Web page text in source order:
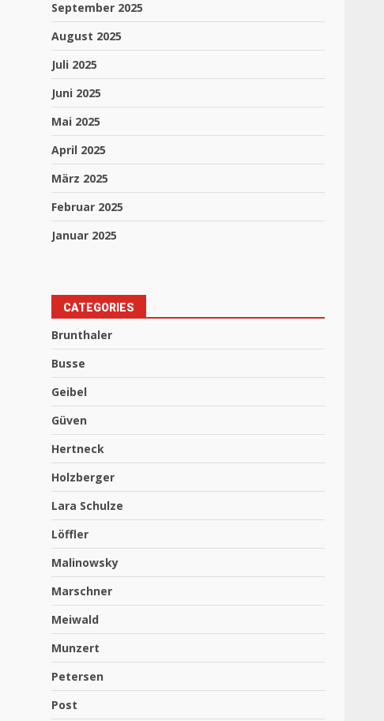
September 2025
August 2025
Juli 2025
Juni 2025
Mai 2025
April 2025
März 2025
Februar 2025
Januar 2025
CATEGORIES
Brunthaler
Busse
Geibel
Güven
Hertneck
Holzberger
Lara Schulze
Löffler
Malinowsky
Marschner
Meiwald
Munzert
Petersen
Post